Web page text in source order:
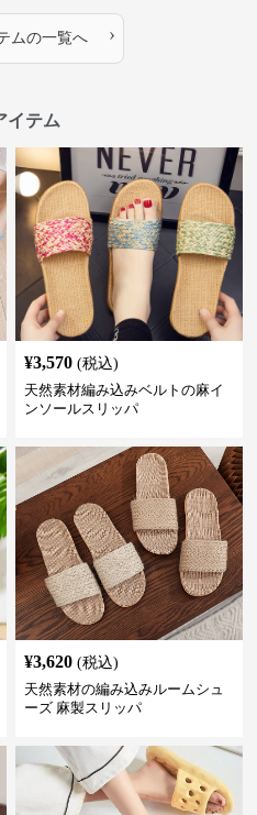
ムの一覧へ ›
イテム
¥3,570 (税込)
天然素材編み込みベルトの麻イ
ンソールスリッパ
¥3,620 (税込)
天然素材の編み込みルームシュ
ーズ 麻製スリッパ